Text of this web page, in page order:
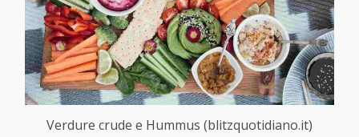
Verdure crude e Hummus (blitzquotidiano.it)